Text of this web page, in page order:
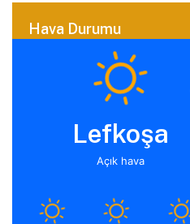
Hava Durumu
Lefkoşa
Açık hava